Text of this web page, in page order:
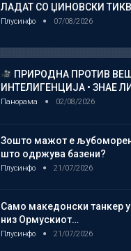
ЛАДАТ СО ЏИНОВСКИ
Плусинфо 07/08/2026
ПРИРОДНА ПРОТИВ
ИНТЕЛИГЕНЦИЈА • ЗНАЕ
Панорама 02/08/2026
Зошто мажот е
што одржува базени?
Плусинфо 21/07/2026
Само македонски танкер
низ Ормускиот…
Плусинфо 21/07/2026